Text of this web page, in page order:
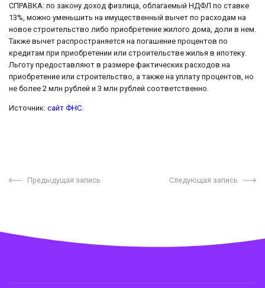
СПРАВКА: по закону доход физлица, облагаемый НДФЛ по ставке
13%, можно уменьшить на имущественный вычет по расходам на
новое строительство либо приобретение жилого дома, доли в нем.
Также вычет распространяется на погашение процентов по
кредитам при приобретении или строительстве жилья в ипотеку.
Льготу предоставляют в размере фактических расходов на
приобретение или строительство, а также на уплату процентов, но
не более 2 млн рублей и 3 млн рублей соответственно.
Источник: сайт ФНС
Предыдущая запись Следующая запись